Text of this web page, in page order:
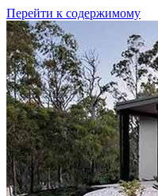
Перейти к содержимому